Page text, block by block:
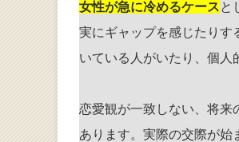
女性が急に冷めるケースと
実にギャップを感じたりす
いている人がいたり、個人
恋愛観が一致しない、将来
あります。実際の交際が始